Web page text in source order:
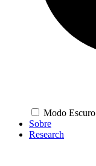
Modo Escuro
Sobre
Research